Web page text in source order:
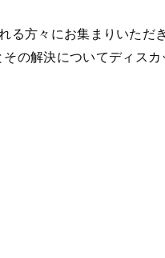
る方々にお集まりいただ
の解決についてディスカ